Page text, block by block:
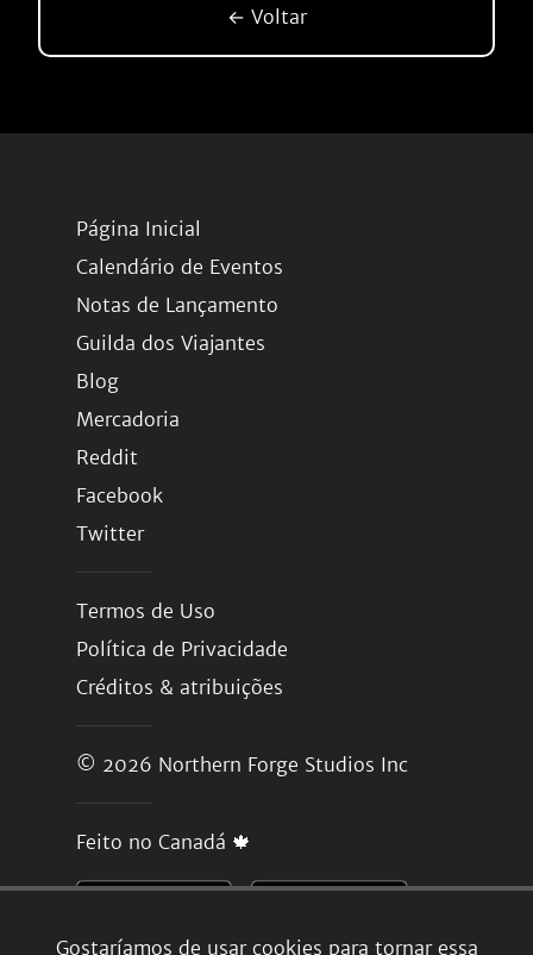
Gostaríamos de usar cookies para tornar essa
← Voltar
Página Inicial
Calendário de Eventos
Notas de Lançamento
Guilda dos Viajantes
Blog
Mercadoria
Reddit
Facebook
Twitter
Termos de Uso
Política de Privacidade
Créditos & atribuições
© 2026 Northern Forge Studios Inc
Feito no Canadá 🍁